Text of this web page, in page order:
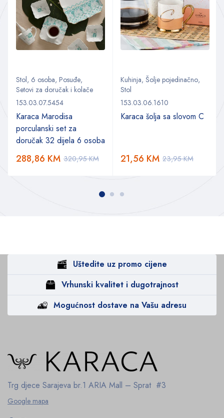
Stol, 6 osoba, Posuđe,
Setovi za doručak i kolače
153.03.07.5454
Karaca Marodisa
porculanski set za
doručak 32 dijela 6 osoba
320,95KM
288,86 KM
Kuhinja, Šolje pojedinačno,
Stol
153.03.06.1610
Karaca šolja sa slovom C
23,95KM
21,56 KM
Uštedite uz promo cijene
Vrhunski kvalitet i dugotrajnost
Mogućnost dostave na Vašu adresu
Trg djece Sarajeva br.1 ARIA Mall – Sprat #3
Google mapa